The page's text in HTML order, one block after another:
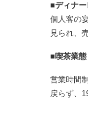
■ディナ
個人客の
見られ、
■喫茶業態
営業時間
戻らず、